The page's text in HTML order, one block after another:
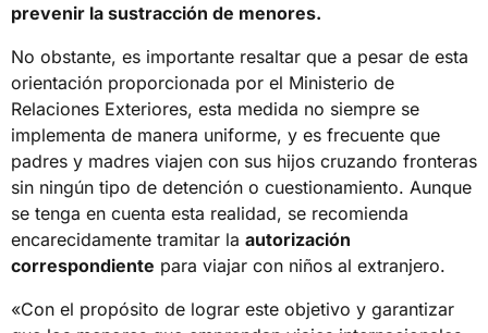
prevenir la sustracción de menores.
No obstante, es importante resaltar que a pesar de esta
orientación proporcionada por el Ministerio de
Relaciones Exteriores, esta medida no siempre se
implementa de manera uniforme, y es frecuente que
padres y madres viajen con sus hijos cruzando fronteras
sin ningún tipo de detención o cuestionamiento. Aunque
se tenga en cuenta esta realidad, se recomienda
encarecidamente tramitar la autorización
correspondiente para viajar con niños al extranjero.
«Con el propósito de lograr este objetivo y garantizar